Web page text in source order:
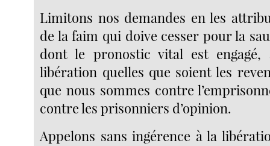
Limitons nos demandes en les
de la faim qui doive cesser pour la
dont le pronostic vital est engagé,
libération quelles que soient les
que nous sommes contre
contre les prisonniers d’opinion.
Appelons sans ingérence à la